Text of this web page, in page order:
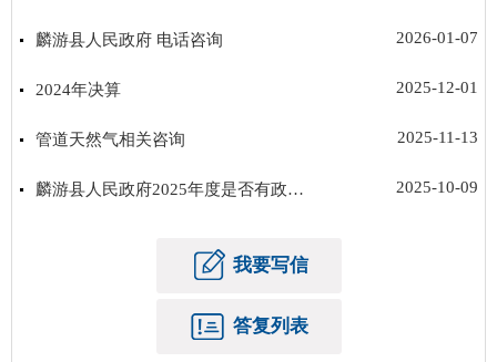
麟游县人民政府 电话咨询 2026-01-07
2024年决算 2025-12-01
管道天然气相关咨询 2025-11-13
麟游县人民政府2025年度是否有政府信息公开类行政诉讼案件？ 2025-10-09
我要写信
答复列表